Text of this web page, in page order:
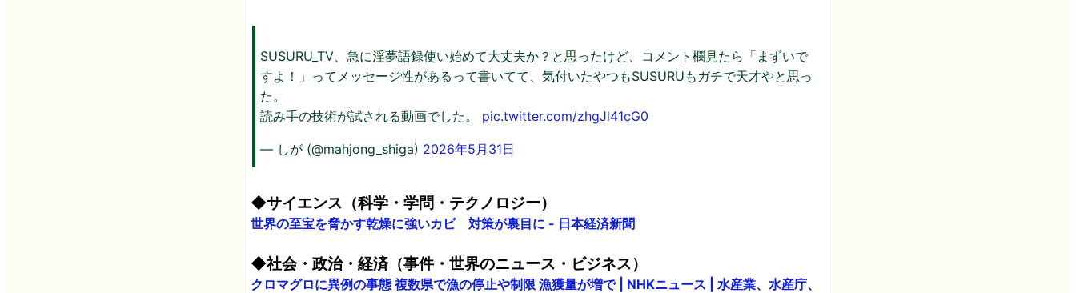
SUSURU_TV、急に淫夢語録使い始めて大丈夫か？と思ったけど、コメント欄見たら「まずいで
すよ！」ってメッセージ性があるって書いてて、気付いたやつもSUSURUもガチで天才やと思っ
た。
読み手の技術が試される動画でした。 pic.twitter.com/zhgJl41cG0
— しが (@mahjong_shiga) 2026年5月31日
◆サイエンス（科学・学問・テクノロジー）
世界の至宝を脅かす乾燥に強いカビ 対策が裏目に - 日本経済新聞
◆社会・政治・経済（事件・世界のニュース・ビジネス）
クロマグロに異例の事態 複数県で漁の停止や制限 漁獲量が増で | NHKニュース | 水産業、水産庁、